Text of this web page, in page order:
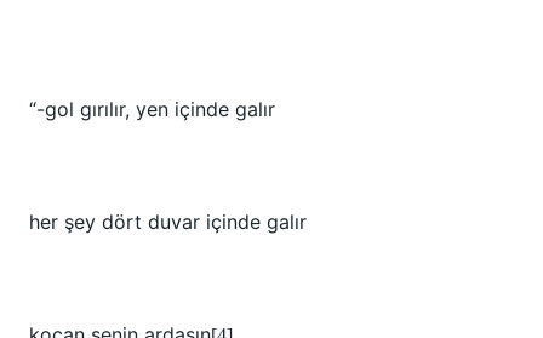
“-gol gırılır, yen içinde galır
her şey dört duvar içinde galır